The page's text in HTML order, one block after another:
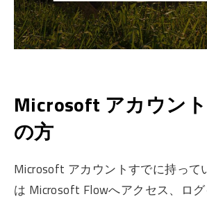
Microsoft アカウン
の方
Microsoft アカウントすでに持って
は Microsoft Flowへアクセス、ロ